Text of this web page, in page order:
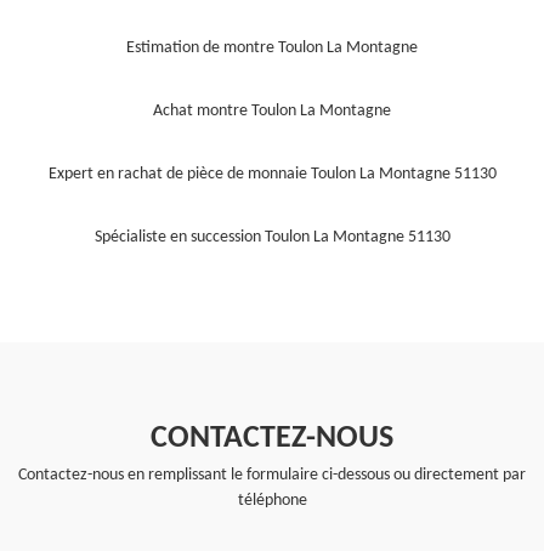
Estimation de montre Toulon La Montagne
Achat montre Toulon La Montagne
Expert en rachat de pièce de monnaie Toulon La Montagne 51130
Spécialiste en succession Toulon La Montagne 51130
CONTACTEZ-NOUS
Contactez-nous en remplissant le formulaire ci-dessous ou directement par
téléphone